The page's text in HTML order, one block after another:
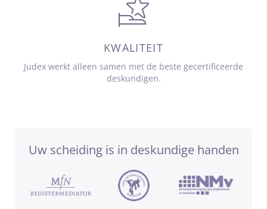
KWALITEIT
Judex werkt alleen samen met de beste gecertificeerde
deskundigen.
Uw scheiding is in deskundige handen